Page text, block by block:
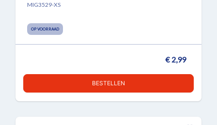
MIG3529-XS
OP VOORRAAD
€ 2,99
BESTELLEN